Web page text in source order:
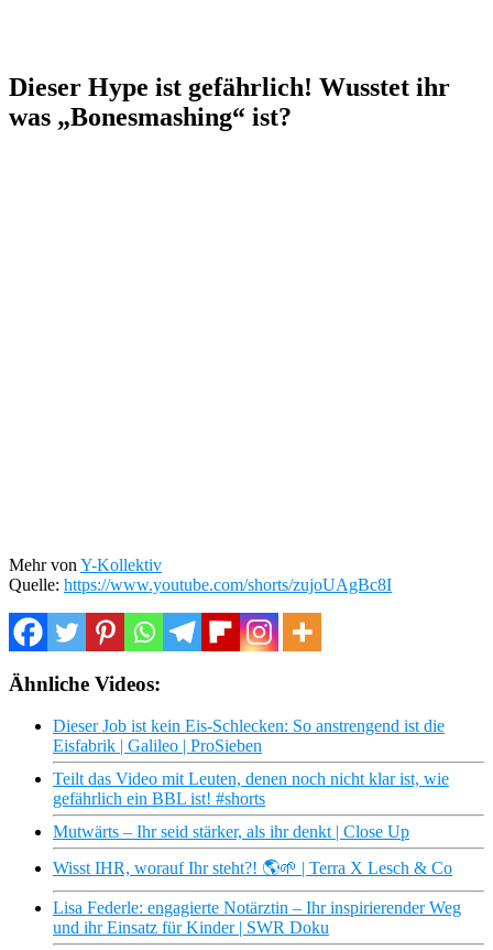
Dieser Hype ist gefährlich! Wusstet ihr
was „Bonesmashing“ ist?
Mehr von Y-Kollektiv
Quelle: https://www.youtube.com/shorts/zujoUAgBc8I
Ähnliche Videos:
Dieser Job ist kein Eis-Schlecken: So anstrengend ist die
Eisfabrik | Galileo | ProSieben
Teilt das Video mit Leuten, denen noch nicht klar ist, wie
gefährlich ein BBL ist! #shorts
Mutwärts – Ihr seid stärker, als ihr denkt | Close Up
Wisst IHR, worauf Ihr steht?! 🌎🌱 | Terra X Lesch & Co
Lisa Federle: engagierte Notärztin – Ihr inspirierender Weg
und ihr Einsatz für Kinder | SWR Doku